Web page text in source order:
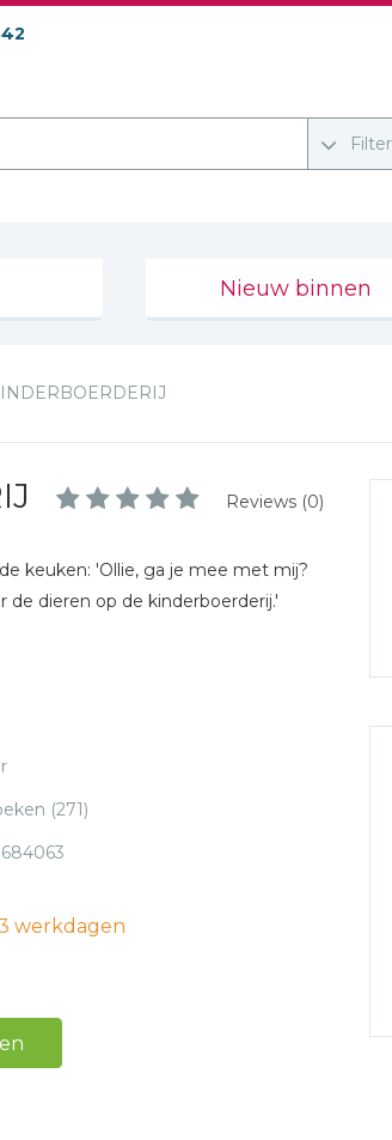
Nieuw binnen
Reviews (0)
keuken: 'Ollie, ga je mee met mij?
de dieren op de kinderboerderij.'
(271)
werkdagen